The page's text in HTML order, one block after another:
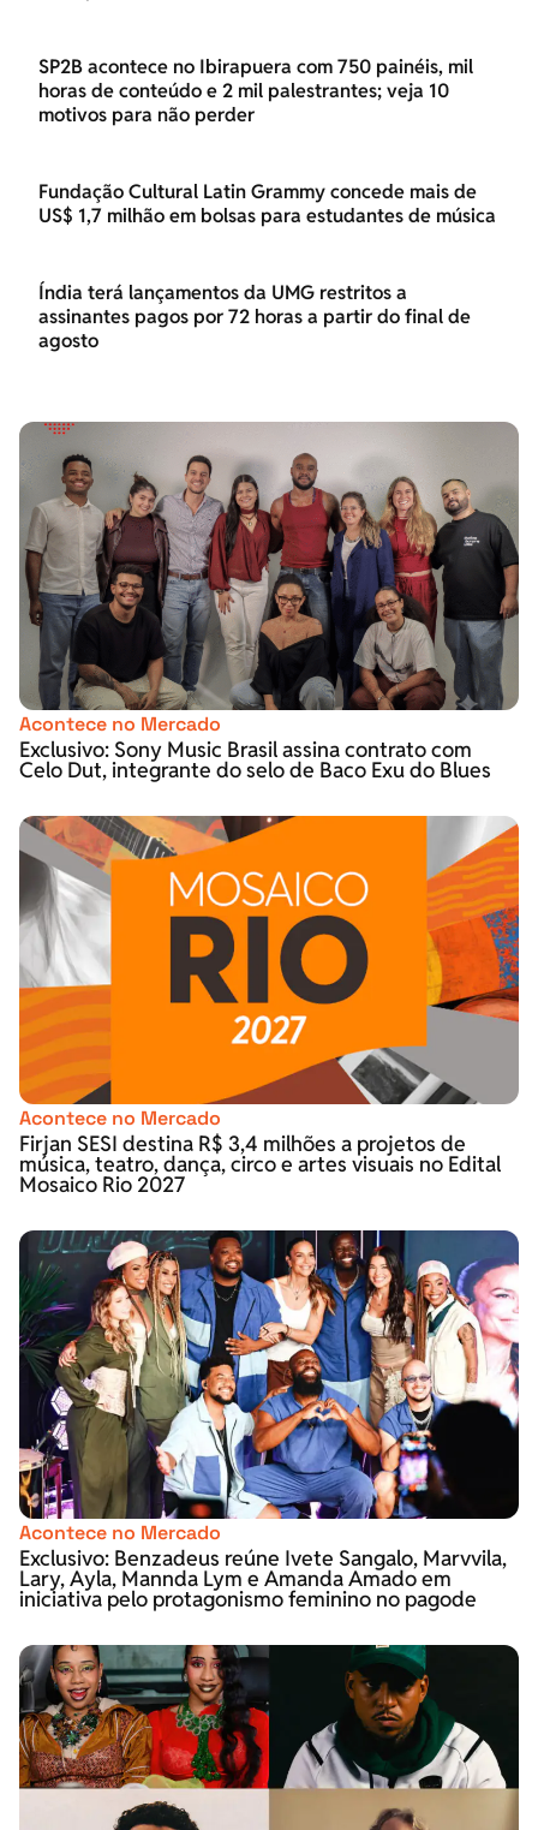
SP2B acontece no Ibirapuera com 750 painéis, mil
horas de conteúdo e 2 mil palestrantes; veja 10
motivos para não perder
Fundação Cultural Latin Grammy concede mais de
US$ 1,7 milhão em bolsas para estudantes de música
Índia terá lançamentos da UMG restritos a
assinantes pagos por 72 horas a partir do final de
agosto
Acontece no Mercado
Exclusivo: Sony Music Brasil assina contrato com
Celo Dut, integrante do selo de Baco Exu do Blues
Acontece no Mercado
Firjan SESI destina R$ 3,4 milhões a projetos de
música, teatro, dança, circo e artes visuais no Edital
Mosaico Rio 2027
Acontece no Mercado
Exclusivo: Benzadeus reúne Ivete Sangalo, Marvvila,
Lary, Ayla, Mannda Lym e Amanda Amado em
iniciativa pelo protagonismo feminino no pagode